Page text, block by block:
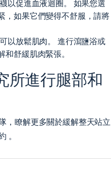
以促進血液迴圈。 如果您選
，如果它們變得不舒服，請將
以放鬆肌肉。 進行瀉鹽浴或
舒緩肌肉緊張。
所進行腿部和
，瞭解更多關於緩解整天站立
。